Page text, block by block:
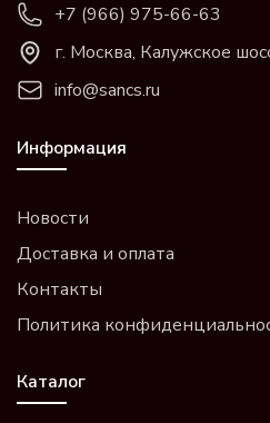
+7 (966) 975-66-63
г. Москва, Калужское
info@sancs.ru
Информация
Новости
Доставка и оплата
Контакты
Политика
Каталог